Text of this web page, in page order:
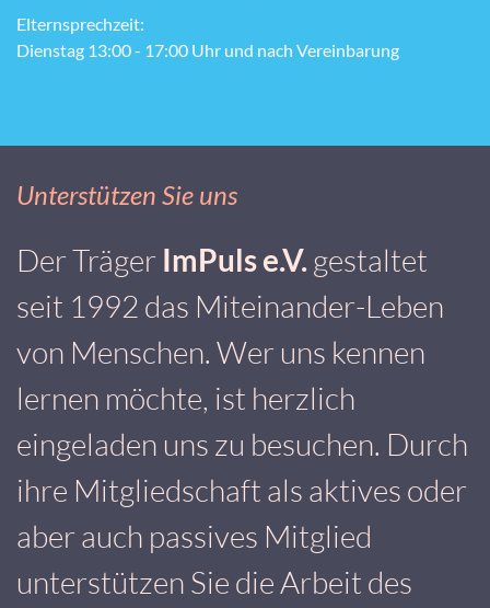
Elternsprechzeit:
Dienstag 13:00 - 17:00 Uhr und nach Vereinbarung
Unterstützen Sie uns
Der Träger ImPuls e.V. gestaltet
seit 1992 das Miteinander-Leben
von Menschen. Wer uns kennen
lernen möchte, ist herzlich
eingeladen uns zu besuchen. Durch
ihre Mitgliedschaft als aktives oder
aber auch passives Mitglied
unterstützen Sie die Arbeit des